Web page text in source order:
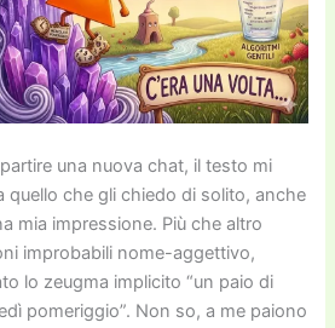
una nuova chat, il testo mi
quello che gli chiedo di solito, anche
mia impressione. Più che altro
improbabili nome-aggettivo,
lo zeugma implicito “un paio di
pomeriggio”. Non so, a me paiono